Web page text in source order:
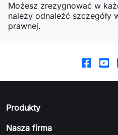
Możesz zrezygnować w
należy odnaleźć szczegóły
prawnej.
Produkty
Nasza firma